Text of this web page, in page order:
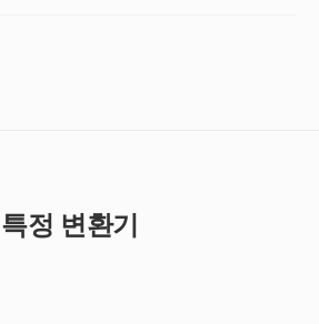
특정 변환기